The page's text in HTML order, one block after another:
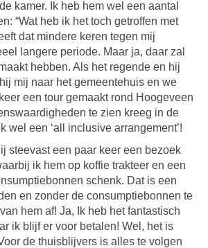
kamer. Ik heb hem wel een aantal
“Wat heb ik het toch getroffen met
dat mindere keren tegen mij
langere periode. Maar ja, daar zal
hebben. Als het regende en hij
mij naar het gemeentehuis en we
een tour gemaakt rond Hoogeveen
te zien kreeg in de
wel een ‘all inclusive arrangement’!
steevast een paar keer een bezoek
ik hem op koffie trakteer en een
schenk. Dat is een
en zonder de consumptiebonnen te
hem af! Ja, Ik heb het fantastisch
ik blijf er voor betalen! Wel, het is
de thuisblijvers is alles te volgen